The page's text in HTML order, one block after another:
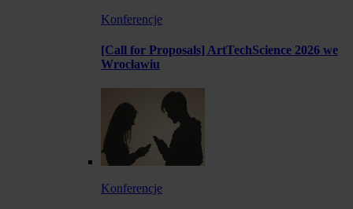
Konferencje
[Call for Proposals] ArtTechScience 2026 we
Wrocławiu
Konferencje